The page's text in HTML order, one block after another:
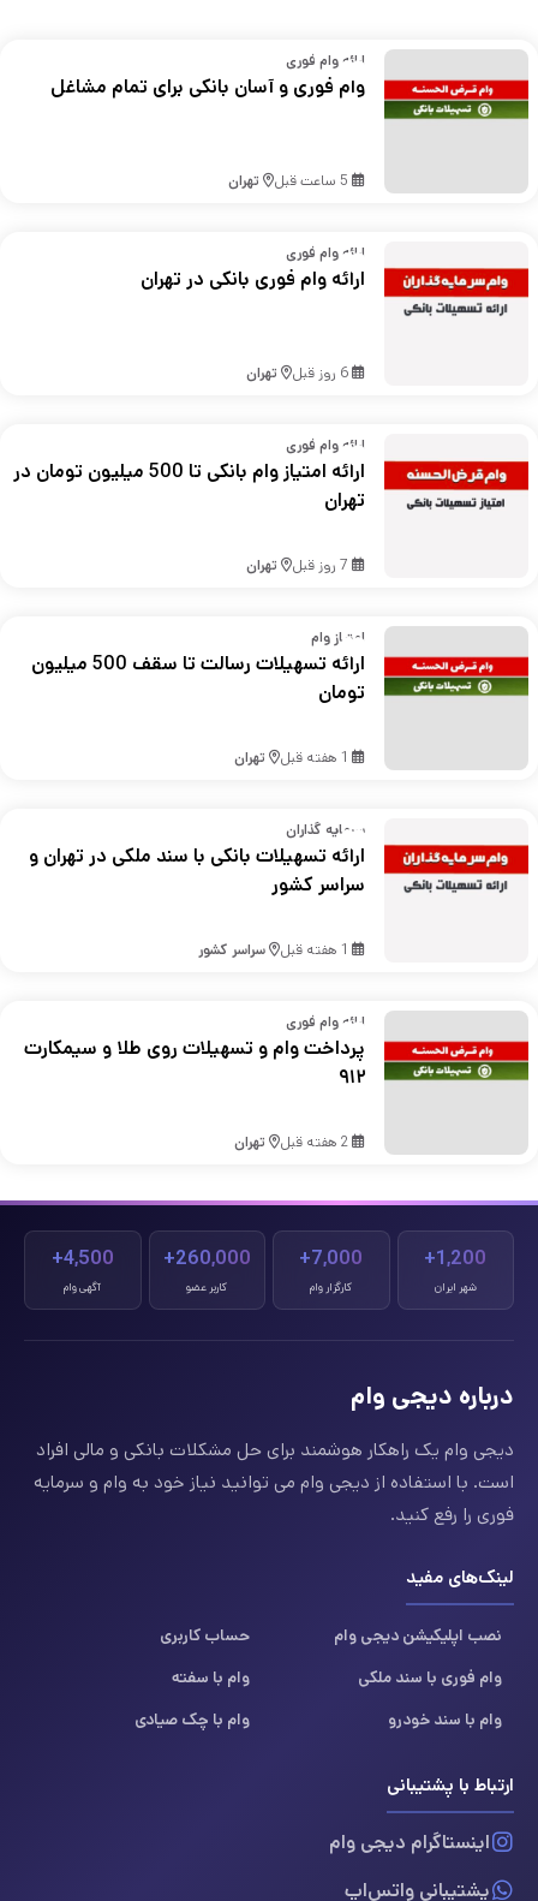
ارائه وام فوری
وام فوری و آسان بانکی برای تمام مشاغل
5 ساعت قبل تهران
ارائه وام فوری
ارائه وام فوری بانکی در تهران
6 روز قبل تهران
ارائه وام فوری
ارائه امتیاز وام بانکی تا 500 میلیون تومان در
تهران
7 روز قبل تهران
امتیاز وام
ارائه تسهیلات رسالت تا سقف 500 میلیون
تومان
1 هفته قبل تهران
سرمایه گذاران
ارائه تسهیلات بانکی با سند ملکی در تهران و
سراسر کشور
1 هفته قبل سراسر کشور
ارائه وام فوری
پرداخت وام و تسهیلات روی طلا و سیمکارت
۹۱۲
2 هفته قبل تهران
1,200+
شهر ایران
7,000+
کارگزار وام
260,000+
کاربر عضو
4,500+
آگهی وام
درباره دیجی وام
دیجی وام یک راهکار هوشمند برای حل مشکلات بانکی و مالی افراد
است. با استفاده از دیجی وام می توانید نیاز خود به وام و سرمایه
فوری را رفع کنید.
لینک‌های مفید
نصب اپلیکیشن دیجی وام
حساب کاربری
وام فوری با سند ملکی
وام با سفته
وام با سند خودرو
وام با چک صیادی
ارتباط با پشتیبانی
اینستاگرام دیجی وام
پشتیبانی واتس‌اپ